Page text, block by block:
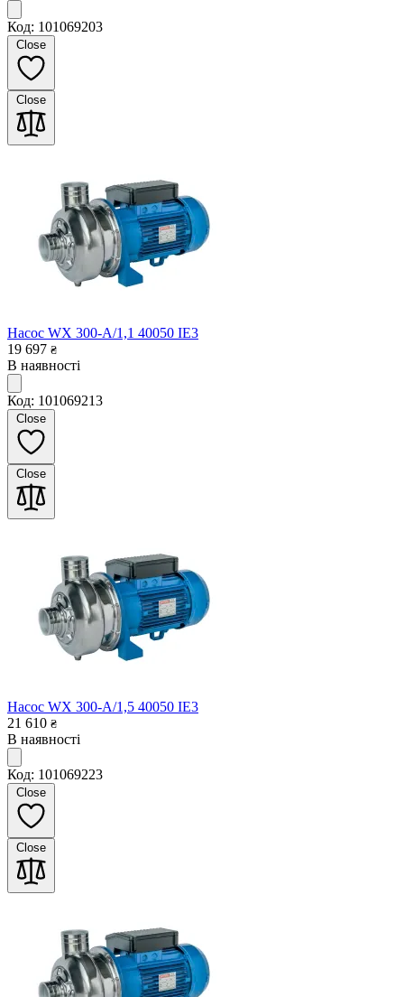
Код: 101069203
Close
Close
Насос WX 300-A/1,1 40050 IE3
19 697 ₴
В наявності
Код: 101069213
Close
Close
Насос WX 300-A/1,5 40050 IE3
21 610 ₴
В наявності
Код: 101069223
Close
Close